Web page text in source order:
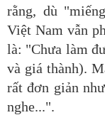
rằng, dù
Việt Nam vẫn
là: "Chưa làm
và giá thành).
rất đơn giản
nghe...".